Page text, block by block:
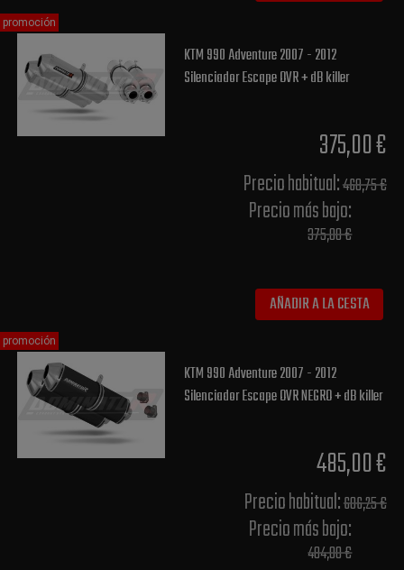
KTM 990 Adventure 2007 - 2012
Silenciador Escape OVR + dB killer
375,00 €
Precio habitual​:468,75 €
Precio más bajo​:
375,00 €
AÑADIR A LA CESTA
promoción
KTM 990 Adventure 2007 - 2012
Silenciador Escape OVR NEGRO + dB killer
485,00 €
Precio habitual​:606,25 €
Precio más bajo​:
484,00 €
promoción